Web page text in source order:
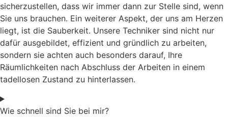
sicherzustellen, dass wir immer dann zur Stelle sind, wenn
Sie uns brauchen. Ein weiterer Aspekt, der uns am Herzen
liegt, ist die Sauberkeit. Unsere Techniker sind nicht nur
dafür ausgebildet, effizient und gründlich zu arbeiten,
sondern sie achten auch besonders darauf, Ihre
Räumlichkeiten nach Abschluss der Arbeiten in einem
tadellosen Zustand zu hinterlassen.
Wie schnell sind Sie bei mir?